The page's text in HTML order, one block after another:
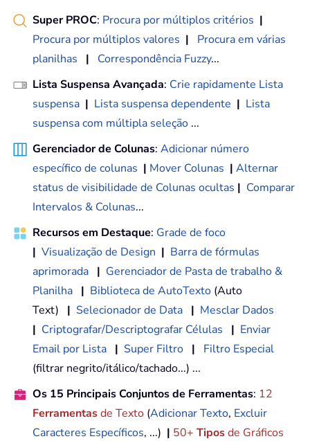
Super PROC: Procura por múltiplos critérios |
Procura por múltiplos valores |
Procura em várias
planilhas
| Correspondência Fuzzy...
Lista Suspensa Avançada: Crie rapidamente Lista
suspensa | Lista suspensa dependente | Lista
suspensa com múltipla seleção ...
Gerenciador de Colunas: Adicionar número
específico de colunas | Mover Colunas | Alternar
status de visibilidade de Colunas ocultas | Comparar
Intervalos & Colunas...
Recursos em Destaque: Grade de foco
| Visualização de Design | Barra de fórmulas
aprimorada | Gerenciador de Pasta de trabalho &
Planilha | Biblioteca de AutoTexto (Auto
Text) | Selecionador de Data | Mesclar Dados
| Criptografar/Descriptografar Células | Enviar
Email por Lista | Super Filtro |
Filtro Especial
(filtrar negrito/itálico/tachado...) ...
Os 15 Principais Conjuntos de Ferramentas: 12
Ferramentasde Texto (Adicionar Texto, Excluir
Caracteres Específicos, ...) | 50+ Tiposde Gráficos